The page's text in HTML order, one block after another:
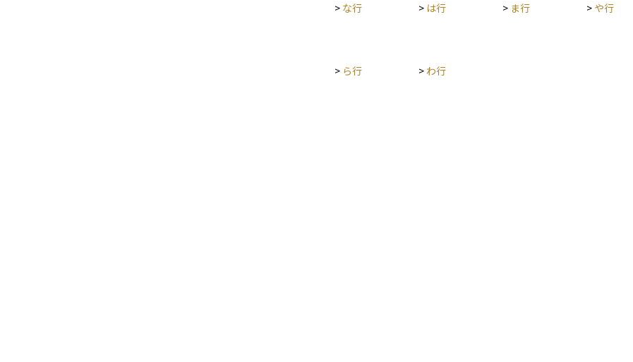
> な行 > は行 > ま行 > や行
> ら行 > わ行